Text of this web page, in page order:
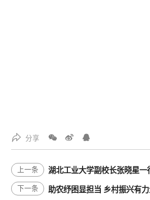
分享
上一条
下一条